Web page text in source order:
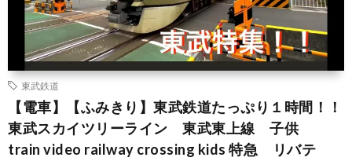
東武鉄道
【電車】【ふみきり】東武鉄道たっぷり１時間！！
東武スカイツリーライン 東武東上線 子供
train video railway crossing kids 特急 リバテ